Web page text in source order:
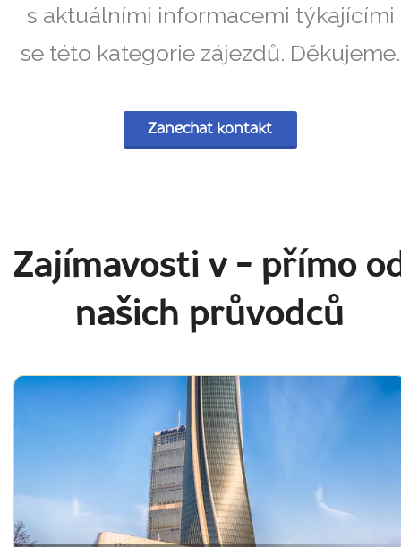
s aktuálními informacemi týkajícími
se této kategorie zájezdů. Děkujeme.
Zanechat kontakt
Zajímavosti v - přímo
našich průvodců